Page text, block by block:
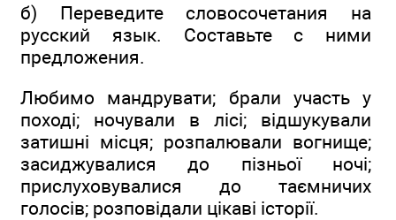
б) Переведите словосочетания на
русский язык. Составьте с ними
предложения.
Любимо мандрувати; брали участь у
поході; ночували в лісі; відшукували
затишні місця; розпалювали вогнище;
засиджувалися до пізньої ночі;
прислуховувалися до таємничих
голосів; розповідали цікаві історії.